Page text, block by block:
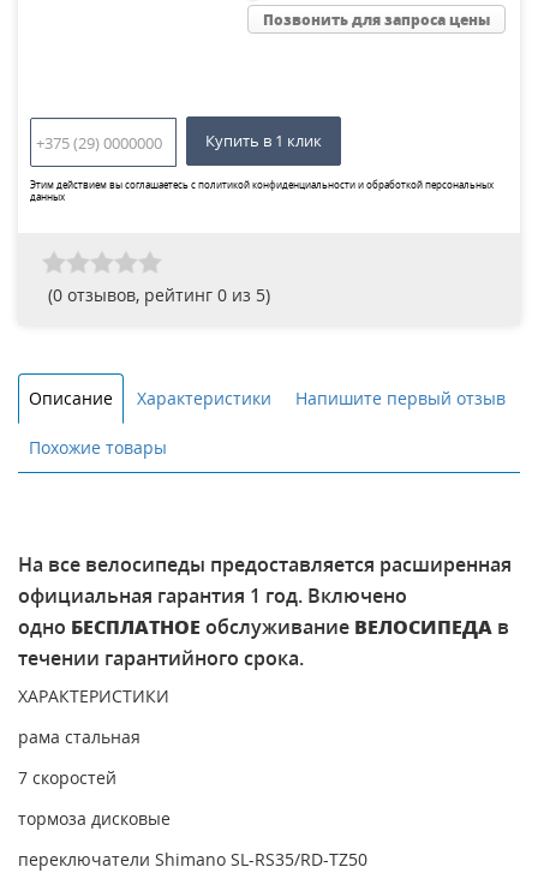
Позвонить для запроса цены
Купить в 1 клик
Этим действием вы соглашаетесь сполитикой конфиденциальности и обработкой персональных
данных
(0 отзывов, рейтинг 0 из 5)
Описание Характеристики Напишите первый отзыв
Похожие товары
На все велосипеды предоставляется расширенная
официальная гарантия 1 год. Включено
одно БЕСПЛАТНОЕ обслуживание ВЕЛОСИПЕДА в
течении гарантийного срока.
ХАРАКТЕРИСТИКИ
рама стальная
7 скоростей
тормоза дисковые
переключатели Shimano SL-RS35/RD-TZ50